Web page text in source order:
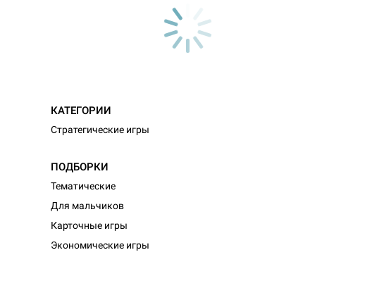
КАТЕГОРИИ
Стратегические игры
ПОДБОРКИ
Тематические
Для мальчиков
Карточные игры
Экономические игры